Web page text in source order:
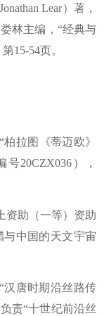
Lear）著，
林主编， “经典与
第1 5-54页。
“柏拉图《蒂迈欧》
号20CZX036 ），
资助（一等）资助
与中国的天文宇宙
汉唐时期沿丝路传
责“十世纪前沿丝